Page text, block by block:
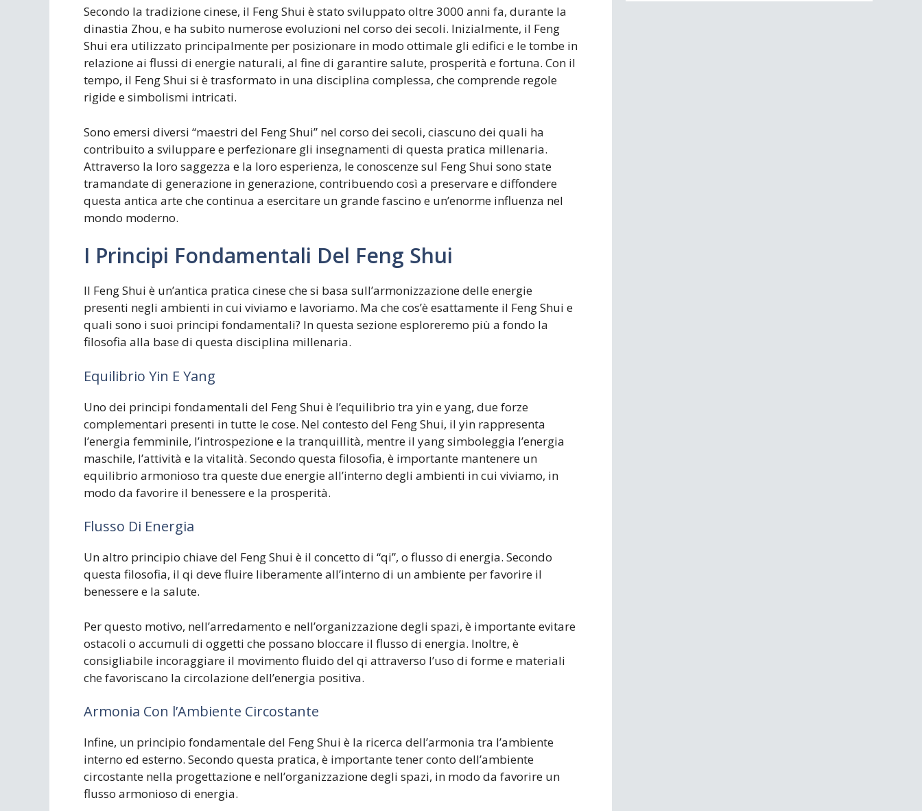
Secondo la tradizione cinese, il Feng Shui è stato sviluppato oltre 3000 anni fa, durante la
dinastia Zhou, e ha subito numerose evoluzioni nel corso dei secoli. Inizialmente, il Feng
Shui era utilizzato principalmente per posizionare in modo ottimale gli edifici e le tombe in
relazione ai flussi di energie naturali, al fine di garantire salute, prosperità e fortuna. Con il
tempo, il Feng Shui si è trasformato in una disciplina complessa, che comprende regole
rigide e simbolismi intricati.
Sono emersi diversi “maestri del Feng Shui” nel corso dei secoli, ciascuno dei quali ha
contribuito a sviluppare e perfezionare gli insegnamenti di questa pratica millenaria.
Attraverso la loro saggezza e la loro esperienza, le conoscenze sul Feng Shui sono state
tramandate di generazione in generazione, contribuendo così a preservare e diffondere
questa antica arte che continua a esercitare un grande fascino e un’enorme influenza nel
mondo moderno.
I Principi Fondamentali Del Feng Shui
Il Feng Shui è un’antica pratica cinese che si basa sull’armonizzazione delle energie
presenti negli ambienti in cui viviamo e lavoriamo. Ma che cos’è esattamente il Feng Shui e
quali sono i suoi principi fondamentali? In questa sezione esploreremo più a fondo la
filosofia alla base di questa disciplina millenaria.
Equilibrio Yin E Yang
Uno dei principi fondamentali del Feng Shui è l’equilibrio tra yin e yang, due forze
complementari presenti in tutte le cose. Nel contesto del Feng Shui, il yin rappresenta
l’energia femminile, l’introspezione e la tranquillità, mentre il yang simboleggia l’energia
maschile, l’attività e la vitalità. Secondo questa filosofia, è importante mantenere un
equilibrio armonioso tra queste due energie all’interno degli ambienti in cui viviamo, in
modo da favorire il benessere e la prosperità.
Flusso Di Energia
Un altro principio chiave del Feng Shui è il concetto di “qi”, o flusso di energia. Secondo
questa filosofia, il qi deve fluire liberamente all’interno di un ambiente per favorire il
benessere e la salute.
Per questo motivo, nell’arredamento e nell’organizzazione degli spazi, è importante evitare
ostacoli o accumuli di oggetti che possano bloccare il flusso di energia. Inoltre, è
consigliabile incoraggiare il movimento fluido del qi attraverso l’uso di forme e materiali
che favoriscano la circolazione dell’energia positiva.
Armonia Con l’Ambiente Circostante
Infine, un principio fondamentale del Feng Shui è la ricerca dell’armonia tra l’ambiente
interno ed esterno. Secondo questa pratica, è importante tener conto dell’ambiente
circostante nella progettazione e nell’organizzazione degli spazi, in modo da favorire un
flusso armonioso di energia.